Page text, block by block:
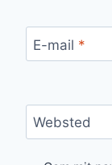
E-mail *
Websted